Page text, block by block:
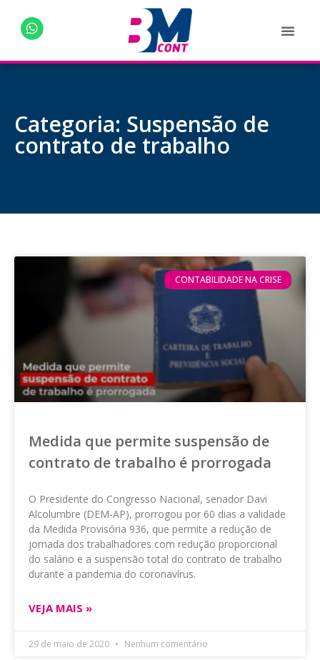
Categoria: Suspensão de
contrato de trabalho
CONTABILIDADE NA CRISE
Medida que permite suspensão de
contrato de trabalho é prorrogada
O Presidente do Congresso Nacional, senador Davi
Alcolumbre (DEM-AP), prorrogou por 60 dias a validade
da Medida Provisória 936, que permite a redução de
jornada dos trabalhadores com redução proporcional
do salário e a suspensão total do contrato de trabalho
durante a pandemia do coronavírus.
VEJA MAIS »
29 de maio de 2020 Nenhum comentário